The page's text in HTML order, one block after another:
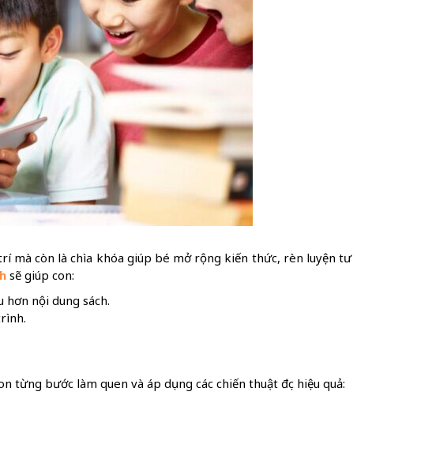
mà còn là chìa khóa giúp bé mở rộng kiến thức, rèn luyện tư
sẽ giúp con:
hơn nội dung sách.
từng bước làm quen và áp dụng các chiến thuật đọc hiệu quả: